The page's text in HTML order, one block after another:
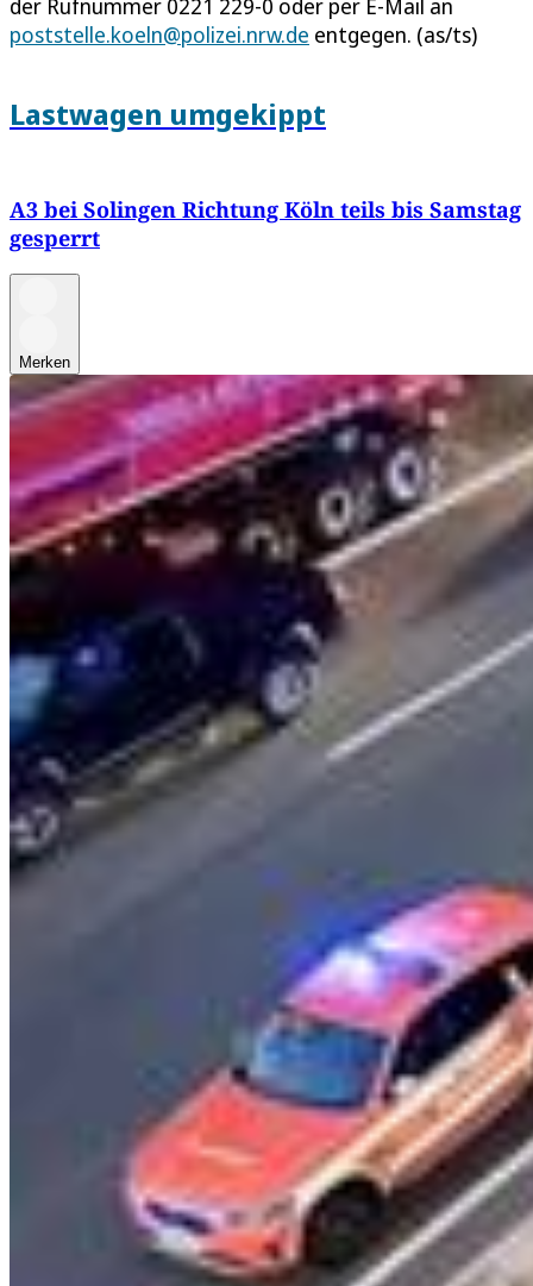
poststelle.koeln@polizei.nrw.de entgegen. (as/ts)
Lastwagen umgekippt
A3 bei Solingen Richtung Köln teils bis Samstag
gesperrt
Merken